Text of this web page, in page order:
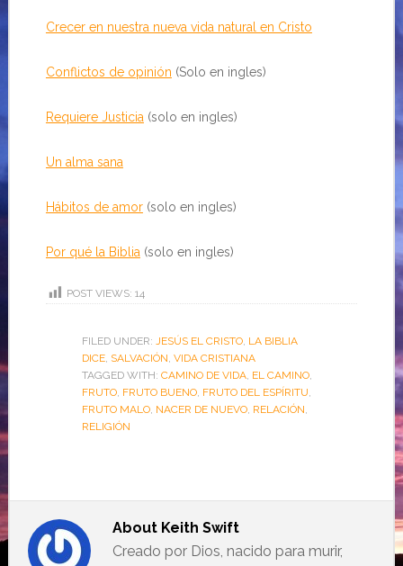
Crecer en nuestra nueva vida natural en Cristo
Conflictos de opinión (Solo en ingles)
Requiere Justicia (solo en ingles)
Un alma sana
Hábitos de amor(solo en ingles)
Por qué la Biblia (solo en ingles)
POST VIEWS: 14
FILED UNDER: JESÚS EL CRISTO, LA BIBLIA
DICE, SALVACIÓN, VIDA CRISTIANA
TAGGED WITH: CAMINO DE VIDA, EL CAMINO,
FRUTO, FRUTO BUENO, FRUTO DEL ESPÍRITU,
FRUTO MALO, NACER DE NUEVO, RELACIÓN,
RELIGIÓN
About Keith Swift
Creado por Dios, nacido para murir,